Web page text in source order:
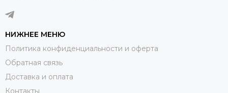
НИЖНЕЕ МЕНЮ
Политика конфиденциальности и оферта
Обратная связь
Доставка и оплата
Контакты